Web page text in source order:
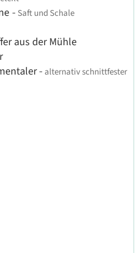
- Saft und Schale
aus der Mühle
- alternativ schnittfester